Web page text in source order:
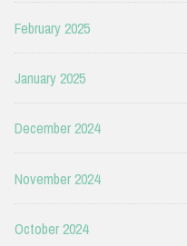
February 2025
January 2025
December 2024
November 2024
October 2024